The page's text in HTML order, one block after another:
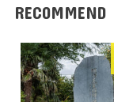
RECOMMEND